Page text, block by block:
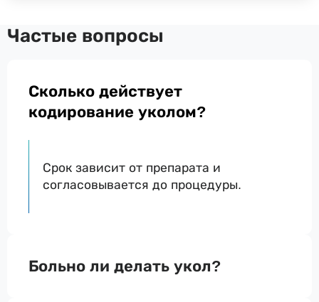
Частые вопросы
Сколько действует
кодирование уколом?
Срок зависит от препарата и
согласовывается до процедуры.
Больно ли делать укол?